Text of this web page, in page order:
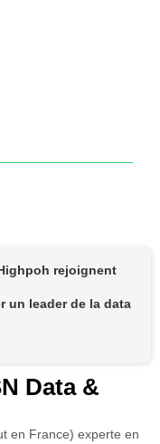
rejoignent
un leader de la data
Data &
en France) experte en